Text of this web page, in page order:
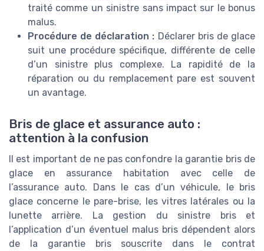
traité comme un sinistre sans impact sur le bonus
malus.
Procédure de déclaration : Déclarer bris de glace
suit une procédure spécifique, différente de celle
d’un sinistre plus complexe. La rapidité de la
réparation ou du remplacement pare est souvent
un avantage.
Bris de glace et assurance auto :
attention à la confusion
Il est important de ne pas confondre la garantie bris de
glace en assurance habitation avec celle de
l’assurance auto. Dans le cas d’un véhicule, le bris
glace concerne le pare-brise, les vitres latérales ou la
lunette arrière. La gestion du sinistre bris et
l’application d’un éventuel malus bris dépendent alors
de la garantie bris souscrite dans le contrat